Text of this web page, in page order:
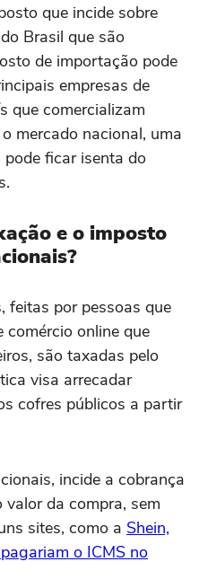
que incide sobre
Brasil que são
de importação pode
empresas de
que comercializam
mercado nacional, uma
ficar isenta do
e o imposto
feitas por pessoas que
comércio online que
são taxadas pelo
visa arrecadar
cofres públicos a partir
incide a cobrança
da compra, sem
sites, como a Shein,
o ICMS no